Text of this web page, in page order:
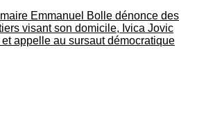
Emmanuel Bolle dénonce des
visant son domicile, Ivica Jovic
appelle au sursaut démocratique